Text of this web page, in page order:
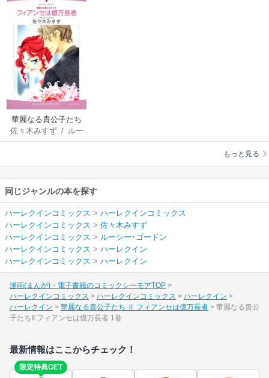
華麗なる貴公子たち
Ⅱ フィアンセは億万
長者
佐々木みすず/ ルー
シー･ゴードン
もっと見る
同じジャンルの本を探す
ハーレクインコミックス > ハーレクインコミックス
ハーレクインコミックス > 佐々木みすず
ハーレクインコミックス > ルーシー･ゴードン
ハーレクインコミックス > ハーレクイン
ハーレクインコミックス > ハーレクイン
漫画(まんが)・電子書籍のコミックシーモアTOP
ハーレクインコミックス
ハーレクインコミックス
ハーレクイン
ハーレクイン
華麗なる貴公子たち Ⅱ フィアンセは億万長者
華麗なる貴公
子たちII フィアンセは億万長者 1巻
最新情報はここからチェック！
限定特典GET